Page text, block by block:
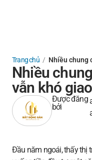
Trang chủ / Nhiều chung
Nhiều
vẫn khó
Được đăng
bởi
Đầu năm ngoái, thấy thị